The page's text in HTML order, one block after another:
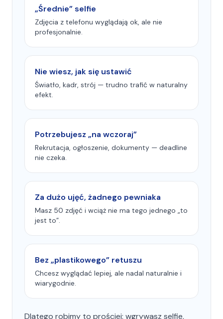
„Średnie” selfie
Zdjęcia z telefonu wyglądają ok, ale nie
profesjonalnie.
Nie wiesz, jak się ustawić
Światło, kadr, strój — trudno trafić w naturalny
efekt.
Potrzebujesz „na wczoraj”
Rekrutacja, ogłoszenie, dokumenty — deadline
nie czeka.
Za dużo ujęć, żadnego pewniaka
Masz 50 zdjęć i wciąż nie ma tego jednego „to
jest to”.
Bez „plastikowego” retuszu
Chcesz wyglądać lepiej, ale nadal naturalnie i
wiarygodnie.
Dlatego robimy to prościej: wgrywasz selfie,